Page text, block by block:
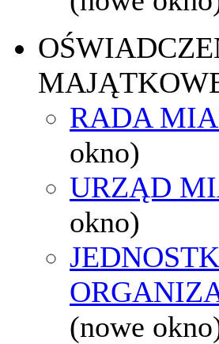
RADA
okno)
URZĄD
okno)
(nowe